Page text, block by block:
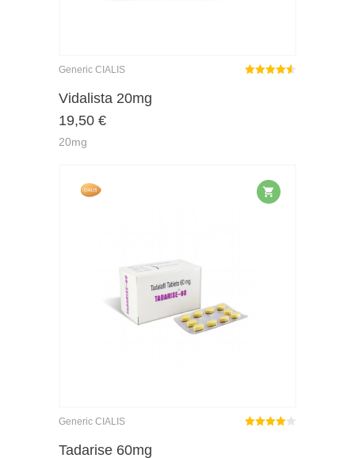
Generic CIALIS
Vidalista 20mg
19,50 €
20mg
Generic CIALIS
Tadarise 60mg